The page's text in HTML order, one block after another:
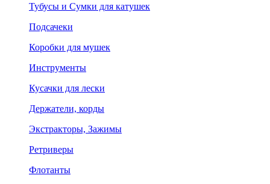
Тубусы и Сумки для катушек
Подсачеки
Коробки для мушек
Инструменты
Кусачки для лески
Держатели, корды
Экстракторы, Зажимы
Ретриверы
Флотанты